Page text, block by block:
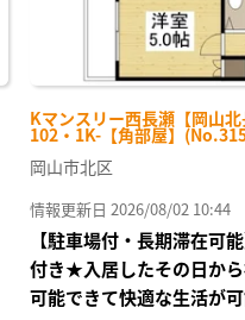
Kマンスリー西長瀬【岡山北
102・1K-【角部屋】
岡山市北区
情報更新日 2026/08/02 10:44
【駐車場付・長期滞在可
付き★入居したその日か
可能できて快適な生活が